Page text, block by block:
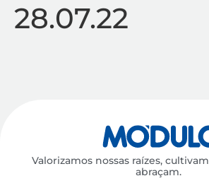
28.07.22
Valorizamos nossas raízes,
abraçam.